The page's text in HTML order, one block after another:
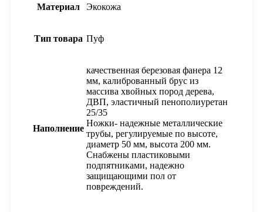
Материал Экокожа
Тип товара Пуф
Наполнение
качественная березовая фанера 12
мм, калиброванный брус из
массива хвойных пород дерева,
ДВП, эластичный пенополиуретан
25/35
Ножки- надежные металлические
трубы, регулируемые по высоте,
диаметр 50 мм, высота 200 мм.
Снабжены пластиковыми
подпятниками, надежно
защищающими пол от
повреждений.